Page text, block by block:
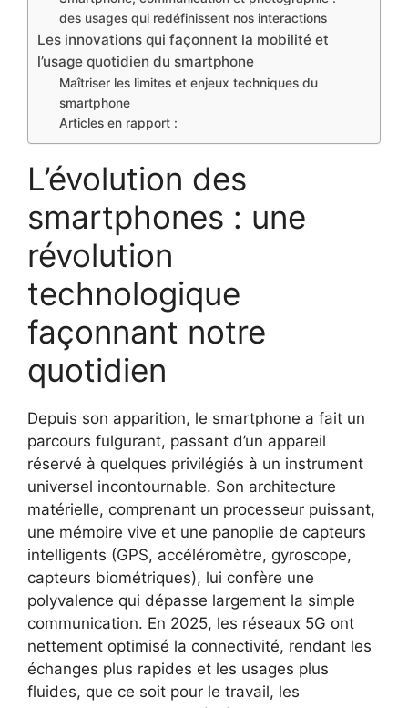
des usages qui redéfinissent nos interactions
Les innovations qui façonnent la mobilité et
l’usage quotidien du smartphone
Maîtriser les limites et enjeux techniques du
smartphone
Articles en rapport :
L’évolution des
smartphones : une
révolution
technologique
façonnant notre
quotidien
Depuis son apparition, le smartphone a fait un
parcours fulgurant, passant d’un appareil
réservé à quelques privilégiés à un instrument
universel incontournable. Son architecture
matérielle, comprenant un processeur puissant,
une mémoire vive et une panoplie de capteurs
intelligents (GPS, accéléromètre, gyroscope,
capteurs biométriques), lui confère une
polyvalence qui dépasse largement la simple
communication. En 2025, les réseaux 5G ont
nettement optimisé la connectivité, rendant les
échanges plus rapides et les usages plus
fluides, que ce soit pour le travail, les